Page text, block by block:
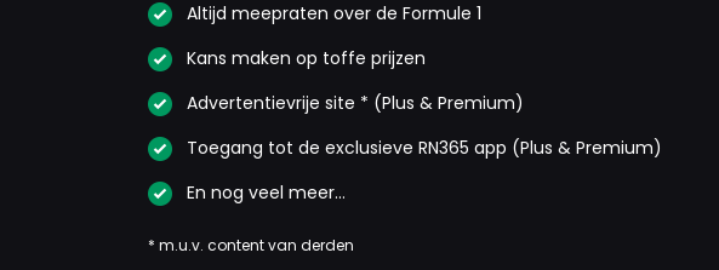
Altijd meepraten over de Formule 1
Kans maken op toffe prijzen
Advertentievrije site * (Plus & Premium)
Toegang tot de exclusieve RN365 app (Plus & Premium)
En nog veel meer…
* m.u.v. content van derden